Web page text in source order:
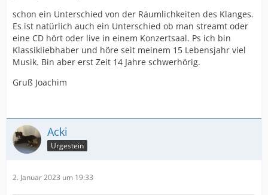
schon ein Unterschied von der Räumlichkeiten des Klanges.
Es ist natürlich auch ein Unterschied ob man streamt oder
eine CD hört oder live in einem Konzertsaal. Ps ich bin
Klassikliebhaber und höre seit meinem 15 Lebensjahr viel
Musik. Bin aber erst Zeit 14 Jahre schwerhörig.
Gruß Joachim
Acki
Urgestein
2. Januar 2023 um 19:33